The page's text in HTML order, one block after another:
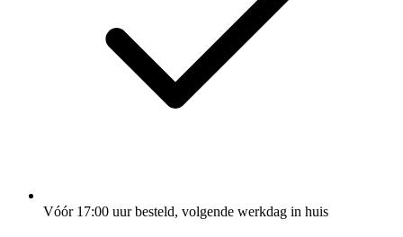
Vóór 17:00 uur besteld, volgende werkdag in huis